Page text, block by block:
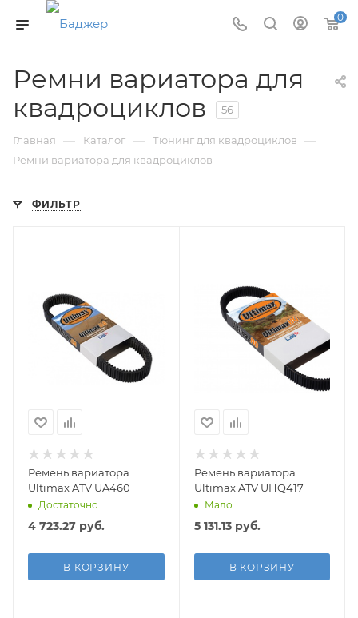
0
Ремни вариатора для
квадроциклов
56
Главная — Каталог — Тюнинг для квадроциклов —
Ремни вариатора для квадроциклов
ФИЛЬТР
Ремень вариатора
Ultimax ATV UA460
Достаточно
4 723.27 руб.
В КОРЗИНУ
Ремень вариатора
Ultimax ATV UHQ417
Мало
5 131.13руб.
В КОРЗИНУ